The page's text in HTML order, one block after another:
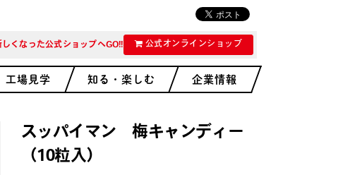
しくなった公式ショップへGO!! 公式オンラインショップ
工場見学 知る・楽しむ 企業情報
スッパイマン 梅キャンディー
（10粒入）